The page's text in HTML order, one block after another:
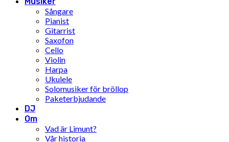
Sångare
Pianist
Gitarrist
Saxofon
Cello
Violin
Harpa
Ukulele
Solomusiker för bröllop
Paketerbjudande
DJ
Om
Vad är Limunt?
Vår historia